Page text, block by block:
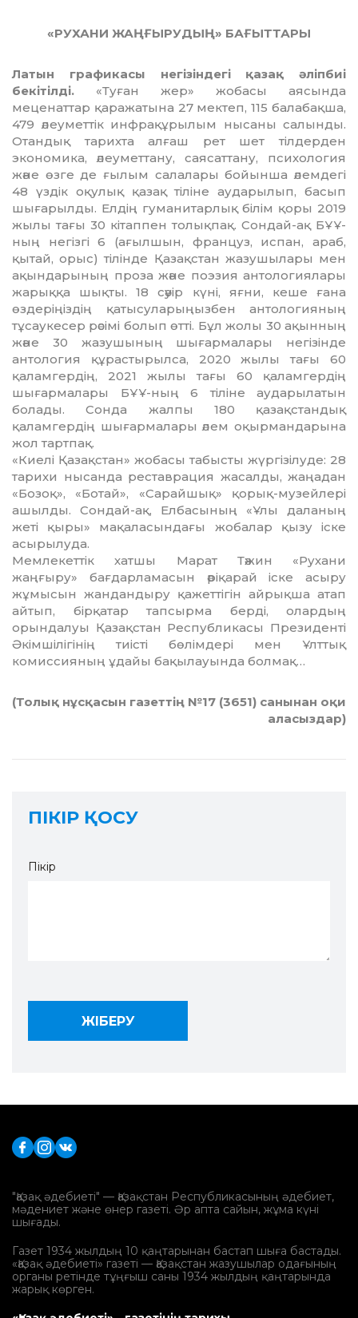
«РУХАНИ ЖАҢҒЫРУДЫҢ» БАҒЫТТАРЫ
Латын графикасы негізіндегі қазақ әліпбиі
бекітілді. «Туған жер» жобасы аясында
меценаттар қаражатына 27 мектеп, 115 балабақша,
479 әлеуметтік инфрақұрылым нысаны салынды.
Отандық тарихта алғаш рет шет тілдерден
экономика, әлеуметтану, саясаттану, психология
және өзге де ғылым салалары бойынша әлемдегі
48 үздік оқулық қазақ тіліне аударылып, басып
шығарылды. Елдің гуманитарлық білім қоры 2019
жылы тағы 30 кітаппен толықпақ. Сондай-ақ БҰҰ-
ның негізгі 6 (ағылшын, француз, испан, араб,
қытай, орыс) тілінде Қазақстан жазушылары мен
ақындарының проза және поэзия антологиялары
жарыққа шықты. 18 сәуір күні, яғни, кеше ғана
өздеріңіздің қатысуларыңызбен антологияның
тұсаукесер рәсімі болып өтті. Бұл жолы 30 ақынның
және 30 жазушының шығармалары негізінде
антология құрастырылса, 2020 жылы тағы 60
қаламгердің, 2021 жылы тағы 60 қаламгердің
шығармалары БҰҰ-ның 6 тіліне аударылатын
болады. Сонда жалпы 180 қазақстандық
қаламгердің шығармалары әлем оқырмандарына
жол тартпақ.
«Киелі Қазақстан» жобасы табысты жүргізілуде: 28
тарихи нысанда реставрация жасалды, жаңадан
«Бозоқ», «Ботай», «Сарайшық» қорық-музейлері
ашылды. Сондай-ақ, Елбасының «Ұлы даланың
жеті қыры» мақаласындағы жобалар қызу іске
асырылуда.
Мемлекеттік хатшы Марат Тәжин «Рухани
жаңғыру» бағдарламасын әрі­қарай іске асыру
жұмысын жандандыру қажеттігін айрықша атап
айтып, бірқатар тапсырма берді, олардың
орындалуы Қазақстан Республикасы Президенті
Әкімшілігінің тиісті бөлімдері мен Ұлттық
комиссияның ұдайы бақылауында болмақ…
(Толық нұсқасын газеттің №17 (3651) санынан оқи
аласыздар)
ПІКІР ҚОСУ
Пікір
"Қазақ әдебиеті" — Қазақстан Республикасының әдебиет,
мәдениет және өнер газеті. Әр апта сайын, жұма күні
шығады.
Газет 1934 жылдың 10 қаңтарынан бастап шыға бастады.
«Қазақ әдебиеті» газеті — Қазақстан жазушылар одағының
органы ретінде тұңғыш саны 1934 жылдың қаңтарында
жарық көрген.